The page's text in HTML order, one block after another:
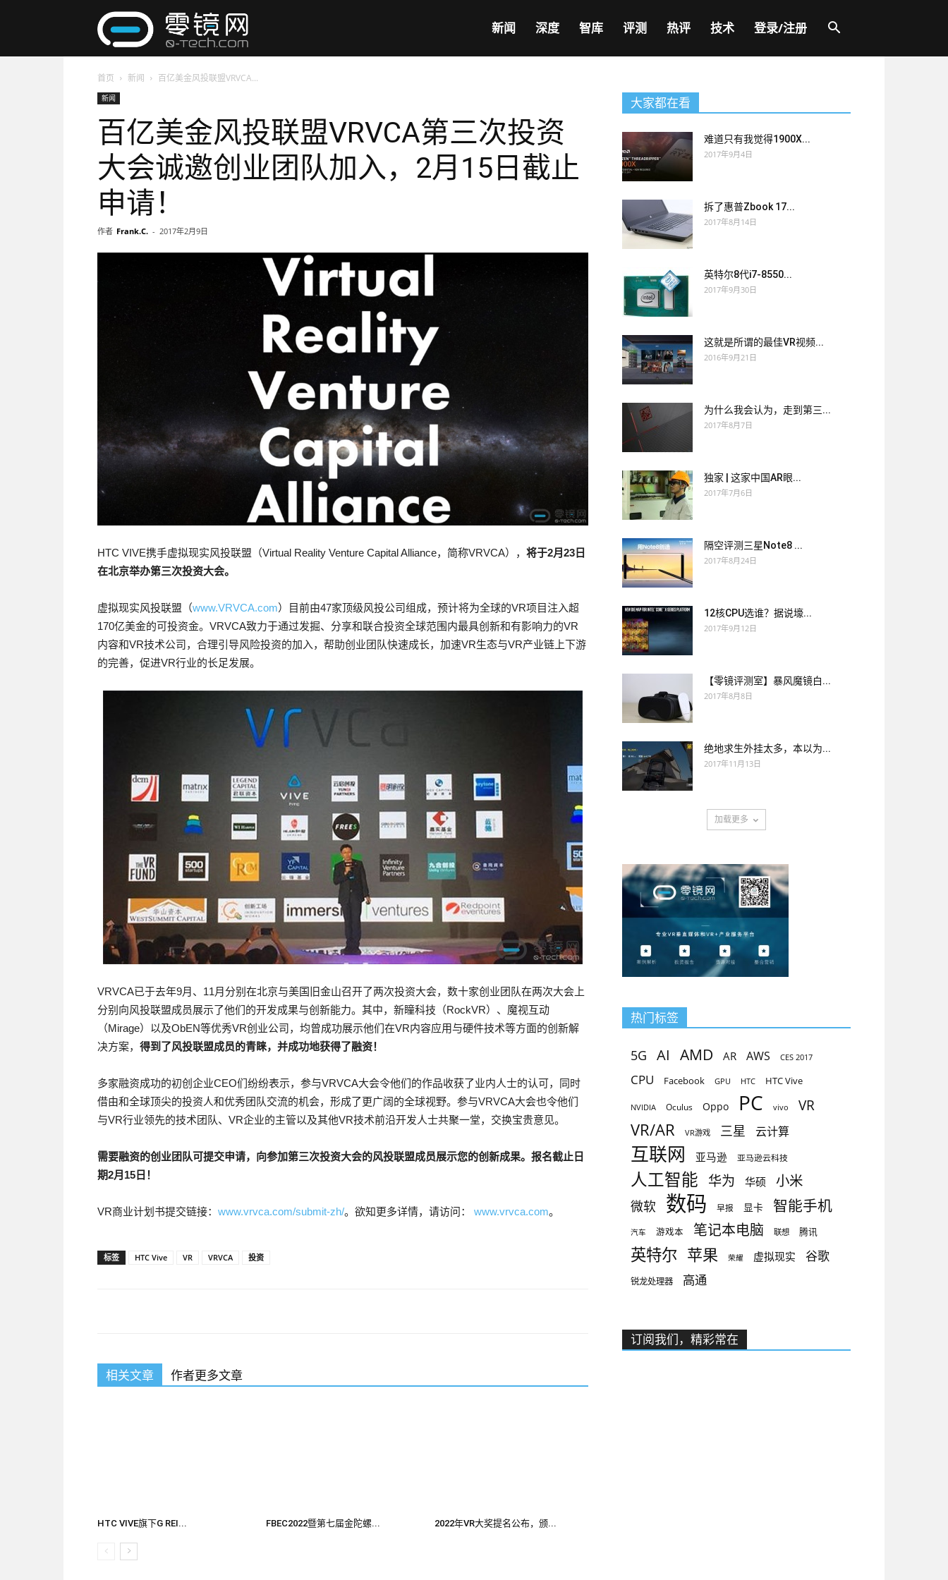
镜
网
新闻 深度 智库 评测 热评 技术 登录/注册
首页 新闻 百亿美金风投联盟VRVCA...
新闻
百亿美金风投联盟VRVCA第三次投资
大会诚邀创业团队加入，2月15日截止
申请！
作者 Frank.C. - 2017年2月9日
HTC VIVE携手虚拟现实风投联盟（Virtual Reality Venture Capital Alliance，简称VRVCA）， 将于2月23 日
在北京举办第三次投资大会。
虚拟现实风投联盟（www.VRVCA.com）目前由47家顶级风投公司组成，预计将为全球的VR项目注入超
170亿美金的可投资金。VRVCA致力于通过发掘、分享和联合投资全球范围内最具创新和有影响力的VR
内容和VR技术公司，合理引导风险投资的加入，帮助创业团队快速成长，加速VR生态与VR产业链上下游
的完善，促进VR行业的长足发展。
VRVCA已于去年9月、11月分别在北京与美国旧金山召开了两次投资大会，数十家创业团队在两次大会上
分别向风投联盟成员展示了他们的开发成果与创新能力。其中，新瞳科技（RockVR）、魔视互动
（Mirage）以及ObEN等优秀VR创业公司，均曾成功展示他们在VR内容应用与硬件技术等方面的创新解
决方案， 得到了风投联盟成员的青睐，并成功地获得了融资！
多家融资成功的初创企业CEO们纷纷表示，参与VRVCA大会令他们的作品收获了业内人士的认可，同时
借由和全球顶尖的投资人和优秀团队交流的机会，形成了更广阔的全球视野。参与VRVCA大会也令他们
与VR行业领先的技术团队、VR企业的主管以及其他VR技术前沿开发人士共聚一堂，交换宝贵意见。
需要融资的创业团队可提交申请，向参加第三次投资大会的风投联盟成员展示您的创新成果。报名截止日
期2月 15 日！
VR商业计划书提交链接： www.vrvca.com/submit-zh/。欲知更多详情，请访问： www.vrvca.com。
标签 HTC Vive VR VRVCA 投资
相关文章 作者更多文章
HTC VIVE旗下G REI... FBEC2022暨第七届金陀螺... 2022年VR大奖提名公布，颁...
大家都在看
难道只有我觉得1900X...
2017年9月4日
拆了惠普Zbook 17...
2017年8月14日
英特尔8代i7-8550...
2017年9月30日
这就是所谓的最佳VR视频...
2016年9月21日
为什么我会认为，走到第三...
2017年8月7日
独家 | 这家中国AR眼...
2017年7月6日
隔空评测三星Note8 ...
2017年8月24日
12核CPU选谁？据说壕...
2017年9月12日
【零镜评测室】暴风魔镜白...
2017年8月8日
绝地求生外挂太多，本以为...
2017年11月13日
加载更多
热门标签
5G AI AMD AR AWS CES 2017
CPU Facebook GPU HTC HTC Vive
NVIDIA Oculus Oppo PC vivo VR
VR/AR VR游戏 三星 云计算
互联网 亚马逊 亚马逊云科技
人工智能 华为 华硕 小米
微软 数码 早报 显卡 智能手机
汽车 游戏本 笔记本电脑 联想 腾讯
英特尔 苹果 荣耀 虚拟现实 谷歌
锐龙处理器 高通
订阅我们，精彩常在